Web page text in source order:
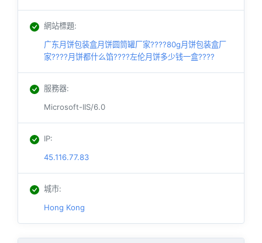
網站標題:
广东月饼包装盒月饼圆筒罐厂家????80g月饼包装盒厂
家????月饼都什么馅????左伦月饼多少钱一盒????
服務器:
Microsoft-IIS/6.0
IP:
45.116.77.83
城市:
Hong Kong